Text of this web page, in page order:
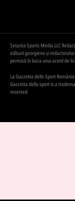
Setanta Sports Media LLC
editurii georgiene și
permisă în baza unui acord de
La Gazzetta dello Sport
Gazzetta dello sport is a
reserved